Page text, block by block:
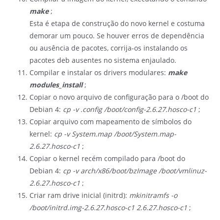
make;
Esta é etapa de construção do novo kernel e costuma
demorar um pouco. Se houver erros de dependência
ou ausência de pacotes, corrija-os instalando os
pacotes deb ausentes no sistema enjaulado.
Compilar e instalar os drivers modulares: make
modules_install;
Copiar o novo arquivo de configuração para o /boot do
Debian 4: cp -v .config /boot/config-2.6.27.hosco-c1 ;
Copiar arquivo com mapeamento de símbolos do
kernel: cp -v System.map /boot/System.map-
2.6.27.hosco-c1 ;
Copiar o kernel recém compilado para /boot do
Debian 4: cp -v arch/x86/boot/bzImage /boot/vmlinuz-
2.6.27.hosco-c1 ;
Criar ram drive inicial (initrd): mkinitramfs -o
/boot/initrd.img-2.6.27.hosco-c1 2.6.27.hosco-c1 ;